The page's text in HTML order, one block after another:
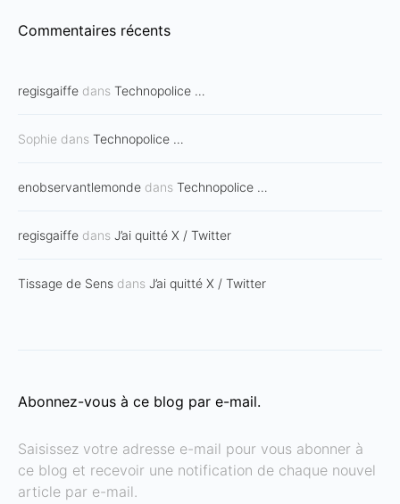
Commentaires récents
regisgaiffe dans Technopolice …
Sophie dans Technopolice …
enobservantlemonde dans Technopolice …
regisgaiffe dans J’ai quitté X / Twitter
Tissage de Sens dans J’ai quitté X / Twitter
Abonnez-vous à ce blog par e-mail.
Saisissez votre adresse e-mail pour vous abonner à
ce blog et recevoir une notification de chaque nouvel
article par e-mail.